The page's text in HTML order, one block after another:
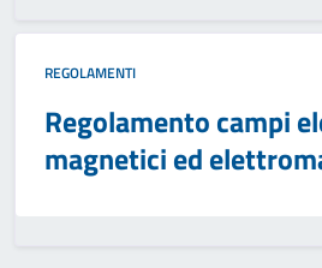
REGOLAMENTI
Regolamento campi
magnetici ed